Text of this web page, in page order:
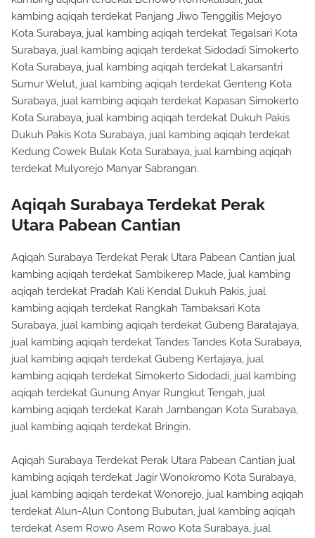
kambing aqiqah terdekat Panjang Jiwo Tenggilis Mejoyo
Kota Surabaya, jual kambing aqiqah terdekat Tegalsari Kota
Surabaya, jual kambing aqiqah terdekat Sidodadi Simokerto
Kota Surabaya, jual kambing aqiqah terdekat Lakarsantri
Sumur Welut, jual kambing aqiqah terdekat Genteng Kota
Surabaya, jual kambing aqiqah terdekat Kapasan Simokerto
Kota Surabaya, jual kambing aqiqah terdekat Dukuh Pakis
Dukuh Pakis Kota Surabaya, jual kambing aqiqah terdekat
Kedung Cowek Bulak Kota Surabaya, jual kambing aqiqah
terdekat Mulyorejo Manyar Sabrangan.
Aqiqah Surabaya Terdekat Perak
Utara Pabean Cantian
Aqiqah Surabaya Terdekat Perak Utara Pabean Cantian jual
kambing aqiqah terdekat Sambikerep Made, jual kambing
aqiqah terdekat Pradah Kali Kendal Dukuh Pakis, jual
kambing aqiqah terdekat Rangkah Tambaksari Kota
Surabaya, jual kambing aqiqah terdekat Gubeng Baratajaya,
jual kambing aqiqah terdekat Tandes Tandes Kota Surabaya,
jual kambing aqiqah terdekat Gubeng Kertajaya, jual
kambing aqiqah terdekat Simokerto Sidodadi, jual kambing
aqiqah terdekat Gunung Anyar Rungkut Tengah, jual
kambing aqiqah terdekat Karah Jambangan Kota Surabaya,
jual kambing aqiqah terdekat Bringin.
Aqiqah Surabaya Terdekat Perak Utara Pabean Cantian jual
kambing aqiqah terdekat Jagir Wonokromo Kota Surabaya,
jual kambing aqiqah terdekat Wonorejo, jual kambing aqiqah
terdekat Alun-Alun Contong Bubutan, jual kambing aqiqah
terdekat Asem Rowo Asem Rowo Kota Surabaya, jual